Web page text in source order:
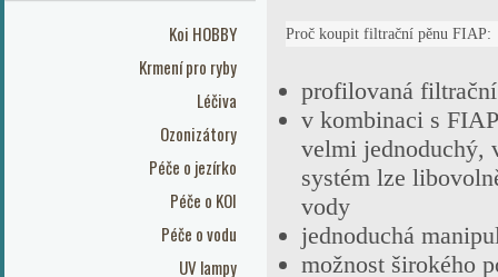
Koi HOBBY
Krmení pro ryby
Léčiva
Ozonizátory
Péče o jezírko
Péče o KOI
Péče o vodu
UV lampy
Proč koupit filtrační pěnu FIAP:
profilovaná
v kombinaci s
velmi jednoduchý,
systém lze
vody
jednoduchá
možnost širokého